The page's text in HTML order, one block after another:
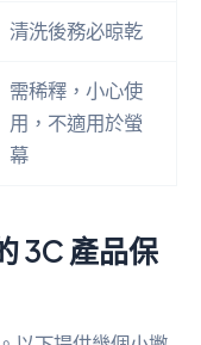
清洗後務必晾乾
需稀釋，小心使
用，不適用於螢
幕
3C 產品保